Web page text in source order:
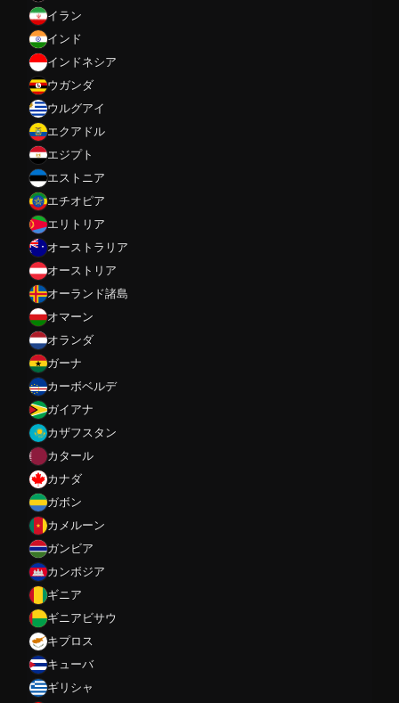
イラン
インド
インドネシア
ウガンダ
ウルグアイ
エクアドル
エジプト
エストニア
エチオピア
エリトリア
オーストラリア
オーストリア
オーランド諸島
オマーン
オランダ
ガーナ
カーボベルデ
ガイアナ
カザフスタン
カタール
カナダ
ガボン
カメルーン
ガンビア
カンボジア
ギニア
ギニアビサウ
キプロス
キューバ
ギリシャ